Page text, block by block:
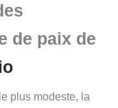
de paix de
plus modeste, la